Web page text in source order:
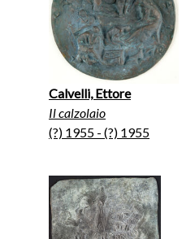
Calvelli, Ettore
Il calzolaio
(?) 1955 - (?) 1955